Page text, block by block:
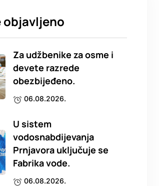
objavljeno
Za udžbenike za osme i
devete razrede
obezbijeđeno.
06.08.2026.
U sistem
vodosnabdijevanja
Prnjavora uključuje se
Fabrika vode.
06.08.2026.